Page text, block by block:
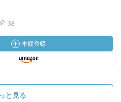
38
と見る